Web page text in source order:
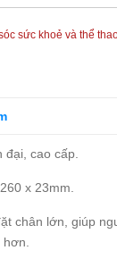
sức khoẻ và thể
đại, cao cấp.
x 23mm.
chân lớn, giúp